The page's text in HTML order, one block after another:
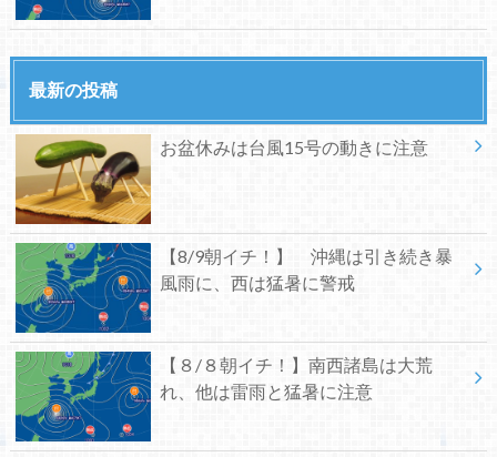
最新の投稿
お盆休みは台風15号の動きに注意
【8/9朝イチ！】 沖縄は引き続き暴
風雨に、西は猛暑に警戒
【８/８朝イチ！】南西諸島は大荒
れ、他は雷雨と猛暑に注意